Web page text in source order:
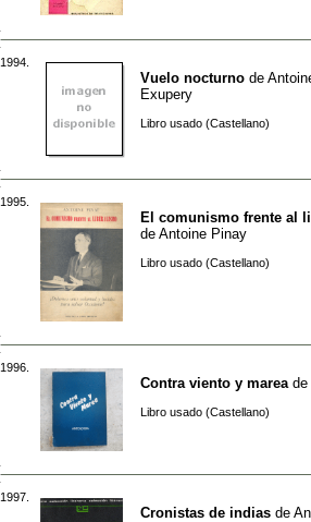
1994.
Vuelo nocturno de
Exupery
Libro usado (Castellano)
1995.
El comunismo frente al
de Antoine Pinay
Libro usado (Castellano)
1996.
Contra viento y marea de
Libro usado (Castellano)
1997.
Cronistas de indias de